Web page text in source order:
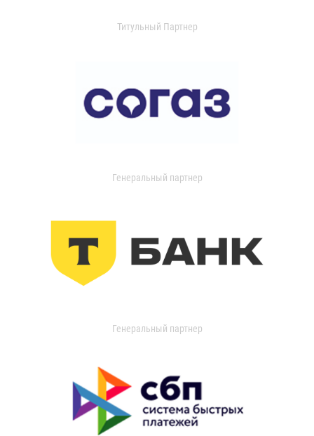
Титульный Партнер
Генеральный партнер
Генеральный партнер